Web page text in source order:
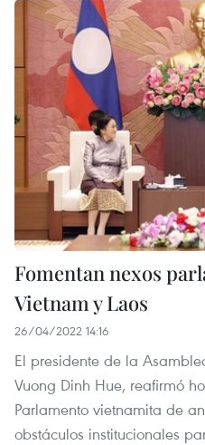
Fomentan nexos
Vietnam y Laos
26/04/2022 14:16
El presidente de la
Vuong Dinh Hue, reafirmó
Parlamento vietnamita de
obstáculos institucionales